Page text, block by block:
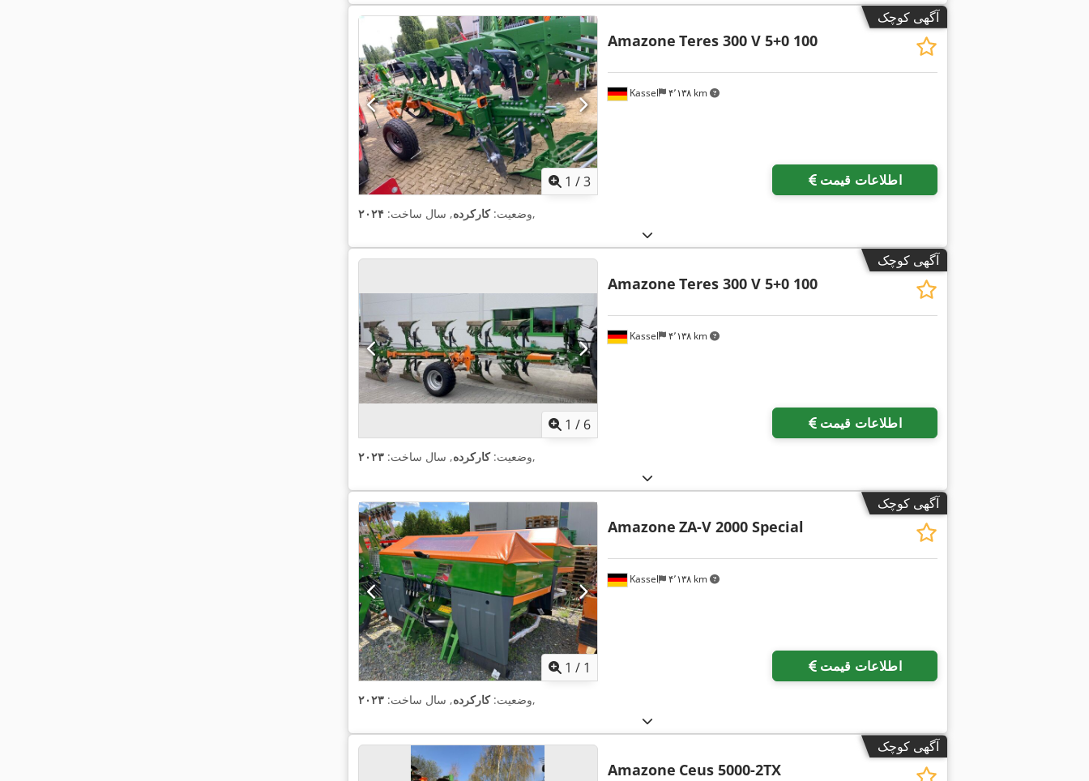
آگهی کوچک
1 /3
Kassel ۴٬۱۳۸ km
Amazone Teres 300 V 5+0 100
اطلاعات قیمت
وضعیت:کارکرده, سال ساخت: ۲۰۲۴ ,
آگهی کوچک
1 / 6
Kassel ۴٬۱۳۸ km
Amazone Teres 300 V 5+0 100
اطلاعات قیمت
وضعیت:کارکرده, سال ساخت: ۲۰۲۳ ,
آگهی کوچک
1 / 1
Kassel ۴٬۱۳۸ km
Amazone ZA-V 2000 Special
اطلاعات قیمت
وضعیت:کارکرده, سال ساخت: ۲۰۲۳ ,
آگهی کوچک
Amazone Ceus 5000-2TX